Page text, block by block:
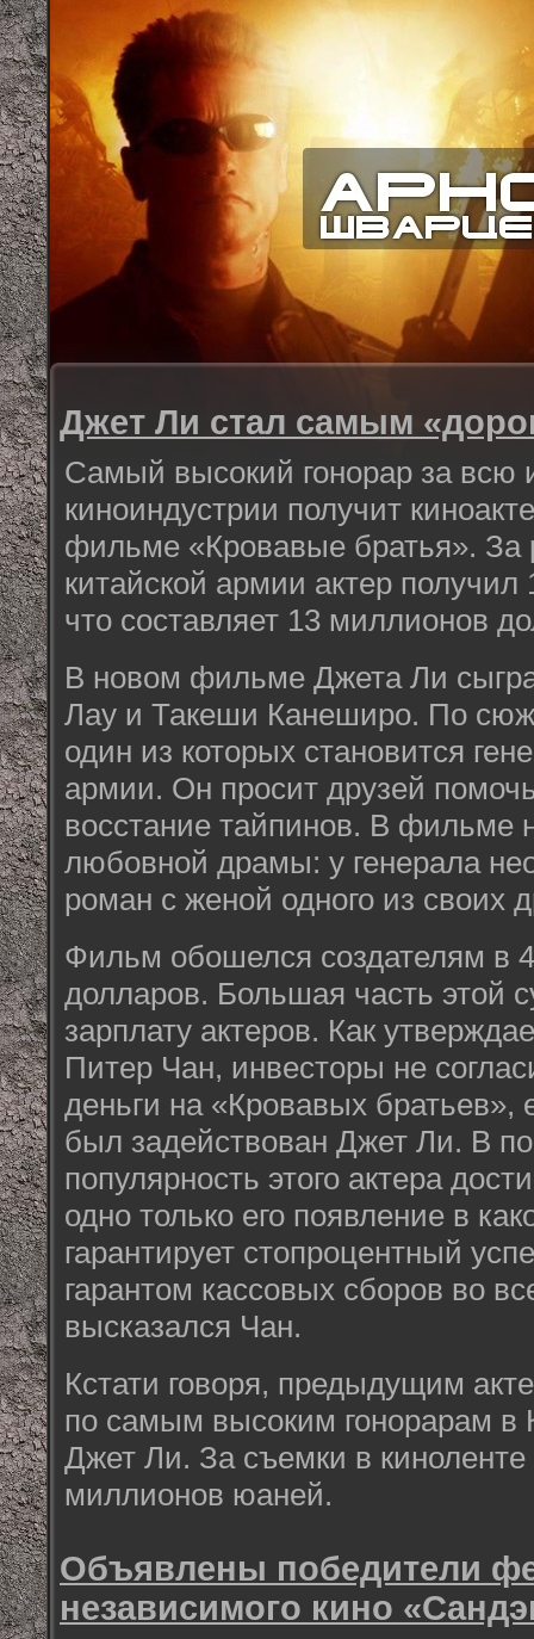
Джет Ли стал самым
Самый высокий гонорар за всю
киноиндустрии получит
фильме «Кровавые братья». За
китайской армии актер
что составляет 13 миллионов
В новом фильме Джета Ли
Лау и Такеши Канеширо. По
один из которых становится
армии. Он просит друзей
восстание тайпинов. В фильме
любовной драмы: у генерала
роман с женой одного из своих
Фильм обошелся создателям в
долларов. Большая часть этой
зарплату актеров. Как
Питер Чан, инвесторы не
деньги на «Кровавых
был задействован Джет Ли. В
популярность этого актера
одно только его появление в
гарантирует стопроцентный
гарантом кассовых сборов во
высказался Чан.
Кстати говоря, предыдущим
по самым высоким гонорарам в
Джет Ли. За съемки в
миллионов юаней.
Объявлены победители
независимого кино